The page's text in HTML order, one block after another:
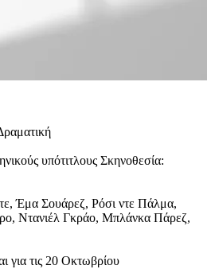
υπότιτλους Σκηνοθεσία:
Έμα Σουάρεζ, Ρόσι ντε Πάλμα,
Ντανιέλ Γκράο, Μπλάνκα Πάρεζ,
για τις 20 Οκτωβρίου